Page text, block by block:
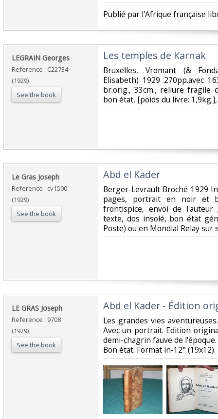
‎Publié par l'Afrique française
‎LEGRAIN Georges‎
Reference : C22734
(1929)
See the book
‎Les temples de Karnak‎
‎Bruxelles, Vromant (&
Elisabeth) 1929 270pp.avec
br.orig., 33cm., reliure fragile
bon état, [poids du livre:
‎Le Gras Joseph‎
Reference : cv1500
(1929)
See the book
‎Abd el Kader‎
‎Berger-Levrault Broché 1929
pages, portrait en noir et
frontispice, envoi de
texte, dos insolé, bon état
Poste) ou en Mondial Relay sur
‎LE GRAS Joseph‎
Reference : 9708
(1929)
See the book
‎Abd el Kader - Édition
‎Les grandes vies
Avec un portrait. Edition
demi-chagrin fauve de
Bon état. Format in-12° (19x12).‎